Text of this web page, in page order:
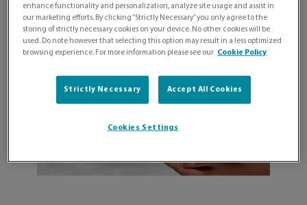
enhance functionality and personalization, analyze site usage and assist in
our marketing efforts. By clicking “Strictly Necessary” you only agree to the
storing of strictly necessary cookies on your device. No other cookies will be
used. Do note however that selecting this option may result in a less optimized
browsing experience. For more information please see our Cookie Policy
Strictly Necessary Accept All Cookies
Cookies Settings